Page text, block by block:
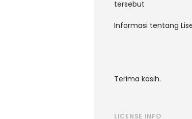
tersebut
Informasi tentang
Terima kasih.
LICENSE INFO